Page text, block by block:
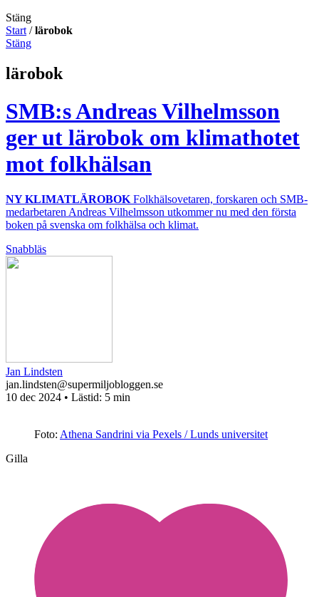
Stäng
Start /lärobok
Stäng
lärobok
SMB:s Andreas Vilhelmsson
ger ut lärobok om klimathotet
mot folkhälsan
NY KLIMATLÄROBOK Folkhälsovetaren, forskaren och SMB-
medarbetaren Andreas Vilhelmsson utkommer nu med den första
boken på svenska om folkhälsa och klimat.
Snabbläs
Jan Lindsten
jan.lindsten@supermiljobloggen.se
10 dec 2024 • Lästid: 5 min
Foto: Athena Sandrini via Pexels / Lunds universitet
Gilla